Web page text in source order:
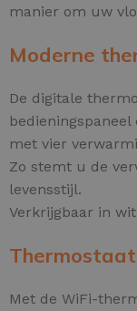
manier om uw
Moderne
De digitale
bedieningspaneel
met vier
Zo stemt u de
levensstijl.
Verkrijgbaar in
Met de WiFi-